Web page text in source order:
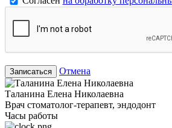
Записаться Отмена
Таланина Елена Николаевна
Врач стоматолог-терапевт, эндодонт
Часы работы